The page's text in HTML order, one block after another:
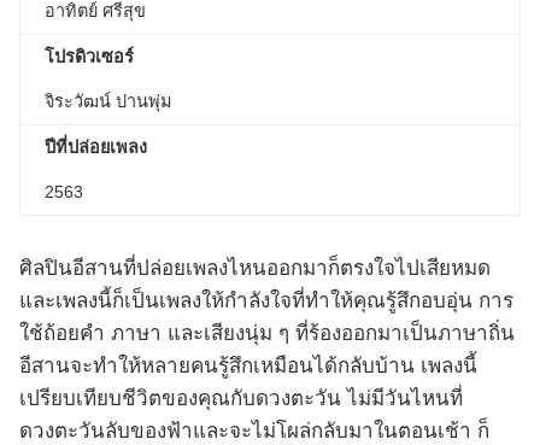
อาทิตย์ ศรีสุข
โปรดิวเซอร์
จิระวัฒน์ ปานพุ่ม
ปีที่ปล่อยเพลง
2563
ศิลปินอีสานที่ปล่อยเพลงไหนออกมาก็ตรงใจไปเสียหมด
และเพลงนี้ก็เป็นเพลงให้กำลังใจที่ทำให้คุณรู้สึกอบอุ่น การ
ใช้ถ้อยคำ ภาษา และเสียงนุ่ม ๆ ที่ร้องออกมาเป็นภาษาถิ่น
อีสานจะทำให้หลายคนรู้สึกเหมือนได้กลับบ้าน เพลงนี้
เปรียบเทียบชีวิตของคุณกับดวงตะวัน ไม่มีวันไหนที่
ดวงตะวันลับของฟ้าและจะไม่โผล่กลับมาในตอนเช้า ก็